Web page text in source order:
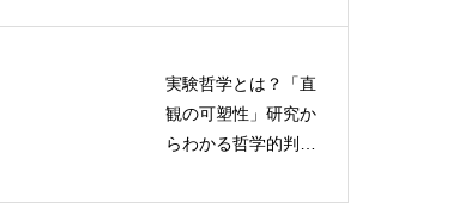
実験哲学とは？「直
観の可塑性」研究か
らわかる哲学的判断
人間とAIの協創イノ
ベーション：最新理
論モデルと実践フレ